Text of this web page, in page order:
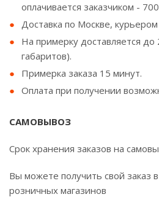
оплачивается заказчиком -
Доставка по Москве,
На примерку доставляется до
габаритов).
Примерка заказа 15 минут.
Оплата при получении
САМОВЫВОЗ
Срок хранения заказов на
Вы можете получить свой заказ
розничных магазинов